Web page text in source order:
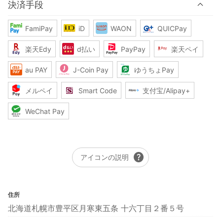
決済手段
FamiPay iD WAON QUICPay
楽天Edy d払い PayPay 楽天ペイ
au PAY J-Coin Pay ゆうちょPay
メルペイ Smart Code 支付宝/Alipay+
WeChat Pay
アイコンの説明 help
住所
北海道札幌市豊平区月寒東五条 十六丁目２番５号